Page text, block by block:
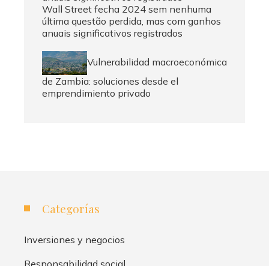
Wall Street fecha 2024 sem nenhuma
última questão perdida, mas com ganhos
anuais significativos registrados
Vulnerabilidad macroeconómica
de Zambia: soluciones desde el
emprendimiento privado
Categorías
Inversiones y negocios
Responsabilidad social